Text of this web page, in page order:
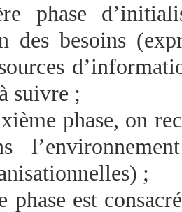
phase
des besoins
suivre ;
phase, on
;
est